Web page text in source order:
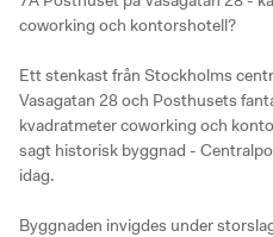
coworking och kontorshotell?
Ett stenkast från Stockholms
Vasagatan 28 och Posthusets
kvadratmeter coworking och
sagt historisk byggnad -
idag.
Byggnaden invigdes under